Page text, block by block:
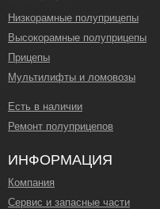
Низкорамные полуприцепы
Высокорамные полуприцепы
Прицепы
Мультилифты и ломовозы
Есть в наличии
Ремонт полуприцепов
ИНФОРМАЦИЯ
Компания
Сервис и запасные части